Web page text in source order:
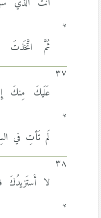
*
ثُمَّ اتَّخَذتَ
٣٧
عَلَيكَ مِنكَ
*
لَم تَأتِ في
٣٨
لا
*